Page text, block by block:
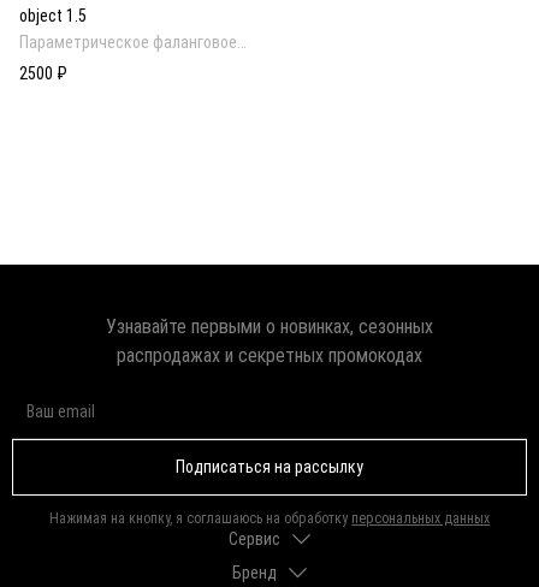
object 1.5
Параметрическое фаланговое
кольцо
2500 ₽
Сервис
Доставка и оплата
Бренд
Узнавайте первыми о новинках, сезонных
распродажах и секретных промокодах
Подписаться на рассылку
Нажимая на кнопку, я соглашаюсь на обработку персональных данных